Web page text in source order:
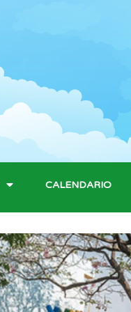
CALENDARIO